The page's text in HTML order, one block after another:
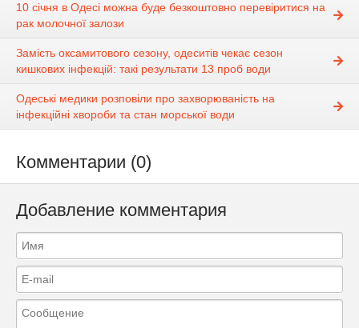
10 січня в Одесі можна буде безкоштовно перевіритися на
рак молочної залози
Замість оксамитового сезону, одеситів чекає сезон
кишкових інфекцій: такі результати 13 проб води
Одеські медики розповіли про захворюваність на
інфекційні хвороби та стан морської води
Комментарии (0)
Добавление комментария